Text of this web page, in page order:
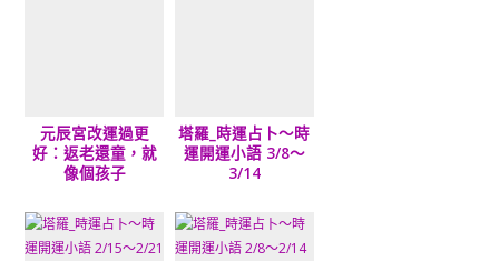
元辰宮改運過更
好：返老還童，就
像個孩子
塔羅_時運占卜～時
運開運小語 3/8～
3/14